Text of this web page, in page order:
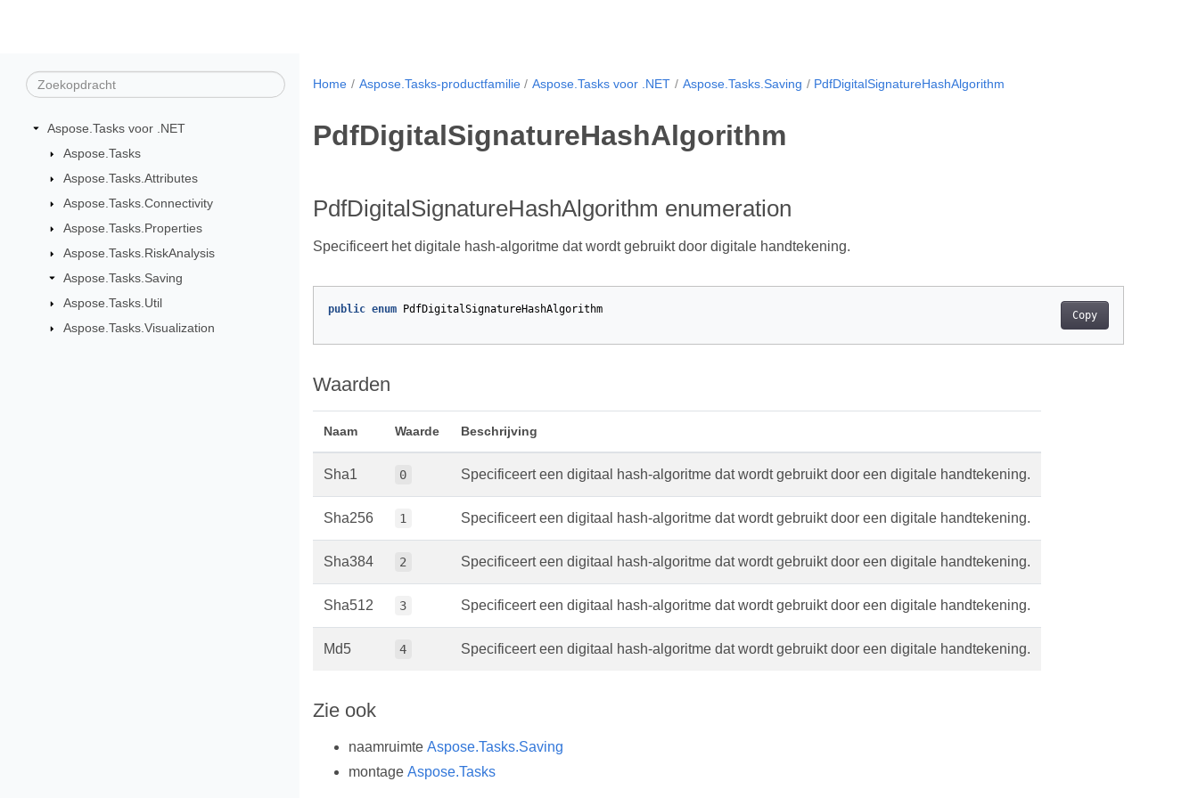
Aspose.Tasks voor .NET
Aspose.Tasks
Aspose.Tasks.Attributes
Aspose.Tasks.Connectivity
Aspose.Tasks.Properties
Aspose.Tasks.RiskAnalysis
Aspose.Tasks.Saving
Aspose.Tasks.Util
Aspose.Tasks.Visualization
Home Aspose.Tasks-productfamilie Aspose.Tasks voor .NET Aspose.Tasks.Saving PdfDigitalSignatureHashAlgorithm
PdfDigitalSignatureHashAlgorithm
PdfDigitalSignatureHashAlgorithm enumeration
Specificeert het digitale hash-algoritme dat wordt gebruikt door digitale handtekening.
Copy
public enum PdfDigitalSignatureHashAlgorithm
Waarden
Naam Waarde Beschrijving
Sha1 0 Specificeert een digitaal hash-algoritme dat wordt gebruikt door een digitale handtekening.
Sha256 1 Specificeert een digitaal hash-algoritme dat wordt gebruikt door een digitale handtekening.
Sha384 2 Specificeert een digitaal hash-algoritme dat wordt gebruikt door een digitale handtekening.
Sha512 3 Specificeert een digitaal hash-algoritme dat wordt gebruikt door een digitale handtekening.
Md5 4 Specificeert een digitaal hash-algoritme dat wordt gebruikt door een digitale handtekening.
Zie ook
naamruimte Aspose.Tasks.Saving
montage Aspose.Tasks